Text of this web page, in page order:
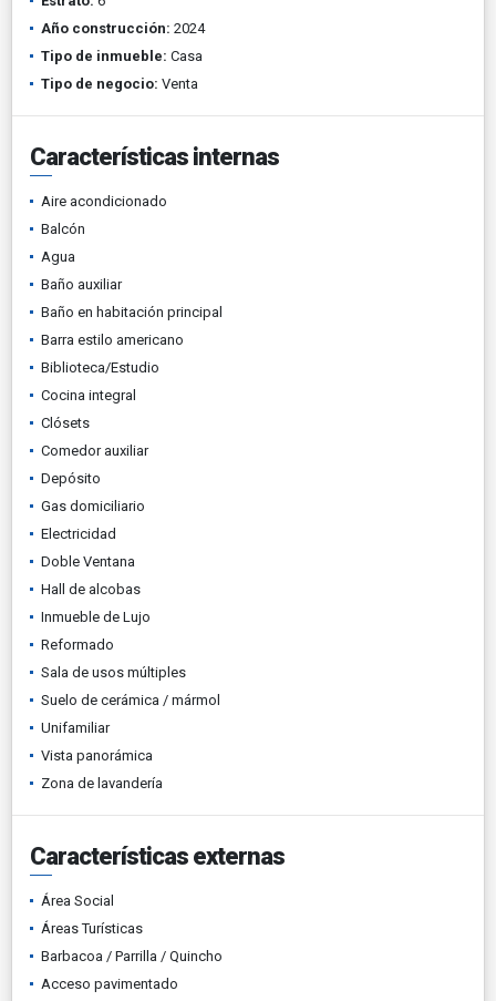
Año construcción: 2024
Tipo de inmueble: Casa
Tipo de negocio: Venta
Características internas
Aire acondicionado
Balcón
Agua
Baño auxiliar
Baño en habitación principal
Barra estilo americano
Biblioteca/Estudio
Cocina integral
Clósets
Comedor auxiliar
Depósito
Gas domiciliario
Electricidad
Doble Ventana
Hall de alcobas
Inmueble de Lujo
Reformado
Sala de usos múltiples
Suelo de cerámica / mármol
Unifamiliar
Vista panorámica
Zona de lavandería
Características externas
Área Social
Áreas Turísticas
Barbacoa / Parrilla / Quincho
Acceso pavimentado